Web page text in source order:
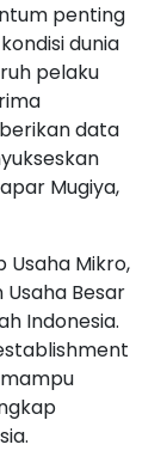
penting
dunia
pelaku
data
Mugiya,
Mikro,
Besar
Indonesia.